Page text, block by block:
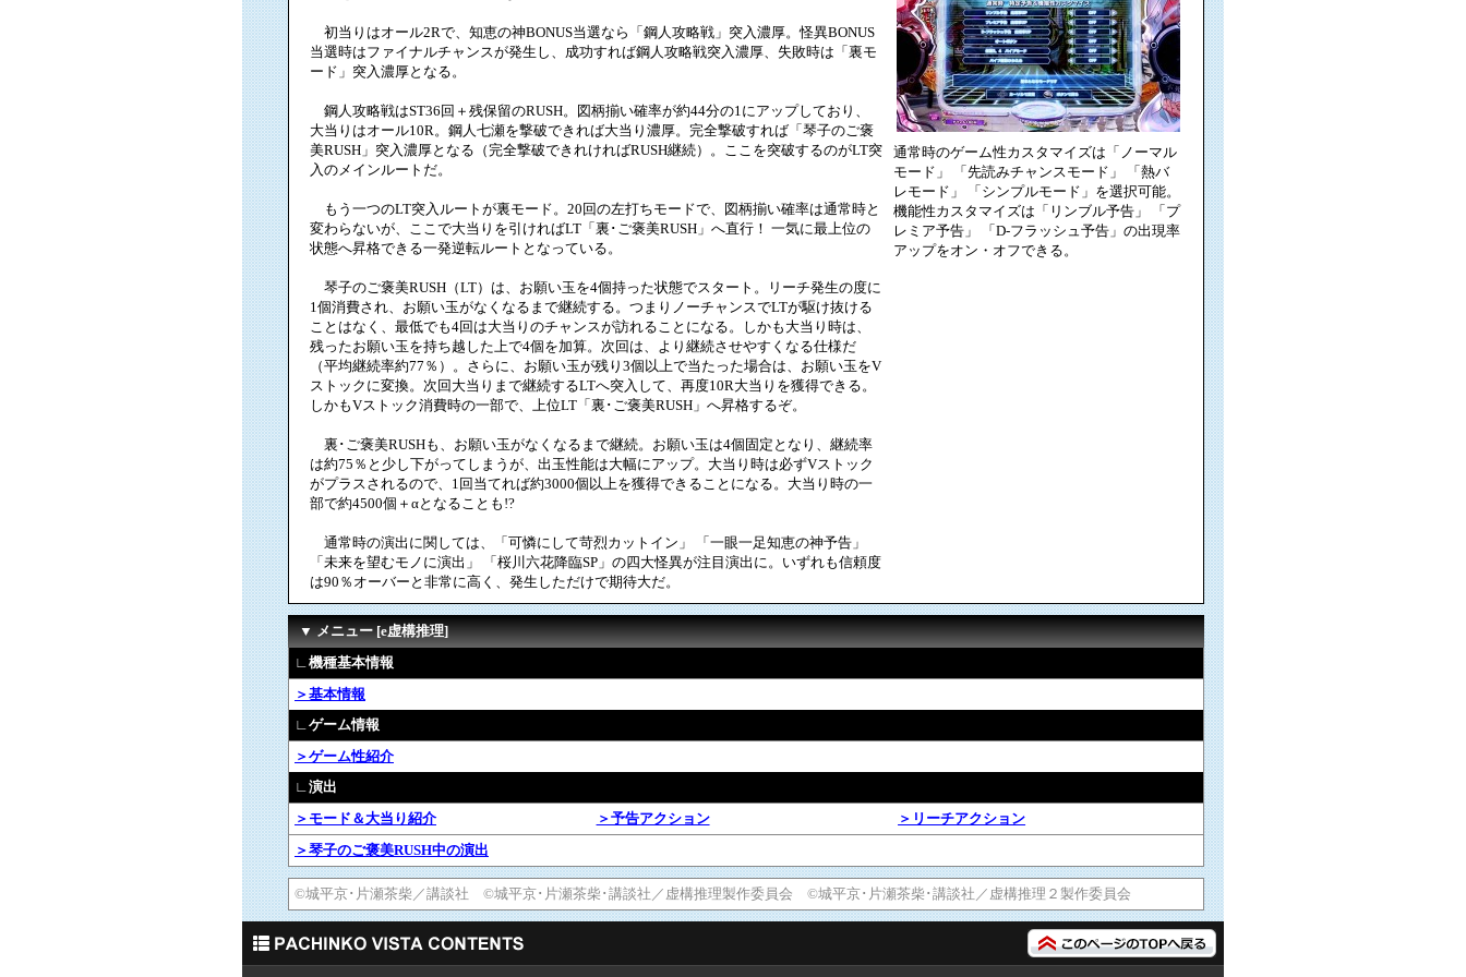
初当りはオール2Rで、知恵の神BONUS当選なら「鋼人攻略戦」突入濃厚。怪異BONUS
当選時はファイナルチャンスが発生し、成功すれば鋼人攻略戦突入濃厚、失敗時は「裏モ
ード」突入濃厚となる。
鋼人攻略戦はST36回＋残保留のRUSH。図柄揃い確率が約44分の1にアップしており、
大当りはオール10R。鋼人七瀬を撃破できれば大当り濃厚。完全撃破すれば「琴子のご褒
美RUSH」突入濃厚となる（完全撃破できれければRUSH継続）。ここを突破するのがLT突
入のメインルートだ。
もう一つのLT突入ルートが裏モード。20回の左打ちモードで、図柄揃い確率は通常時と
変わらないが、ここで大当りを引ければLT「裏･ご褒美RUSH」へ直行！ 一気に最上位の
状態へ昇格できる一発逆転ルートとなっている。
琴子のご褒美RUSH（LT）は、お願い玉を4個持った状態でスタート。リーチ発生の度に
1個消費され、お願い玉がなくなるまで継続する。つまりノーチャンスでLTが駆け抜ける
ことはなく、最低でも4回は大当りのチャンスが訪れることになる。しかも大当り時は、
残ったお願い玉を持ち越した上で4個を加算。次回は、より継続させやすくなる仕様だ
（平均継続率約77％）。さらに、お願い玉が残り3個以上で当たった場合は、お願い玉をV
ストックに変換。次回大当りまで継続するLTへ突入して、再度10R大当りを獲得できる。
しかもVストック消費時の一部で、上位LT「裏･ご褒美RUSH」へ昇格するぞ。
裏･ご褒美RUSHも、お願い玉がなくなるまで継続。お願い玉は4個固定となり、継続率
は約75％と少し下がってしまうが、出玉性能は大幅にアップ。大当り時は必ずVストック
がプラスされるので、1回当てれば約3000個以上を獲得できることになる。大当り時の一
部で約4500個＋αとなることも!?
通常時の演出に関しては、「可憐にして苛烈カットイン」 「一眼一足知恵の神予告」
「未来を望むモノに演出」 「桜川六花降臨SP」の四大怪異が注目演出に。いずれも信頼度
は90％オーバーと非常に高く、発生しただけで期待大だ。
通常時のゲーム性カスタマイズは「ノーマル
モード」 「先読みチャンスモード」 「熱バ
レモード」 「シンプルモード」を選択可能。
機能性カスタマイズは「リンブル予告」 「プ
レミア予告」 「D-フラッシュ予告」の出現率
アップをオン・オフできる。
▼ メニュー [e虚構推理]
∟機種基本情報
＞基本情報
∟ゲーム情報
＞ゲーム性紹介
∟演出
＞モード＆大当り紹介
＞予告アクション
＞リーチアクション
＞琴子のご褒美RUSH中の演出
©城平京･片瀬茶柴／講談社 ©城平京･片瀬茶柴･講談社／虚構推理製作委員会 ©城平京･片瀬茶柴･講談社／虚構推理２製作委員会